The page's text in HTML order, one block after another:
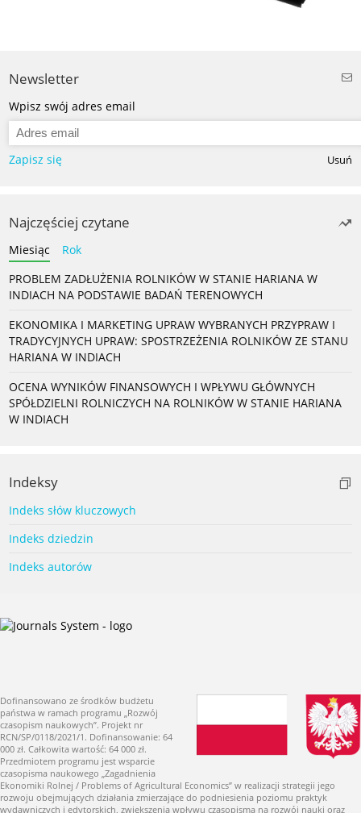
Newsletter
Wpisz swój adres email
Zapisz się Usuń
Najczęściej czytane
Miesiąc
Rok
PROBLEM ZADŁUŻENIA ROLNIKÓW W STANIE HARIANA W
INDIACH NA PODSTAWIE BADAŃ TERENOWYCH
EKONOMIKA I MARKETING UPRAW WYBRANYCH PRZYPRAW I
TRADYCYJNYCH UPRAW: SPOSTRZEŻENIA ROLNIKÓW ZE STANU
HARIANA W INDIACH
OCENA WYNIKÓW FINANSOWYCH I WPŁYWU GŁÓWNYCH
SPÓŁDZIELNI ROLNICZYCH NA ROLNIKÓW W STANIE HARIANA
W INDIACH
Indeksy
Indeks słów kluczowych
Indeks dziedzin
Indeks autorów
Dofinansowano ze środków budżetu
państwa w ramach programu „Rozwój
czasopism naukowych”. Projekt nr
RCN/SP/0118/2021/1. Dofinansowanie: 64
000 zł. Całkowita wartość: 64 000 zł.
Przedmiotem programu jest wsparcie
czasopisma naukowego „Zagadnienia
Ekonomiki Rolnej / Problems of Agricultural Economics” w realizacji strategii jego
rozwoju obejmujących działania zmierzające do podniesienia poziomu praktyk
wydawniczych i edytorskich, zwiększenia wpływu czasopisma na rozwój nauki oraz